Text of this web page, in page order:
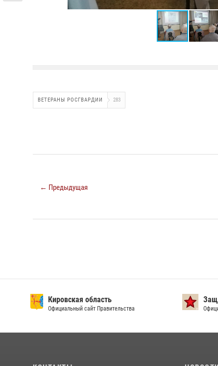
ВЕТЕРАНЫ РОСГВАРДИИ 283
← Предыдущая
Кировская область
Официальный сайт Правительства